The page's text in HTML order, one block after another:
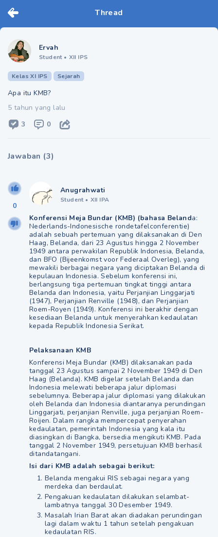
Thread
Ervah
Student • XII IPS
Kelas XI IPS Sejarah
Apa itu KMB?
5 tahun yang lalu
3
0
Jawaban (3)
0
Anugrahwati
Student • XII IPA
Konferensi Meja Bundar (KMB) (bahasa Belanda:
Nederlands-Indonesische rondetafelconferentie)
adalah sebuah pertemuan yang dilaksanakan di Den
Haag, Belanda, dari 23 Agustus hingga 2 November
1949 antara perwakilan Republik Indonesia, Belanda,
dan BFO (Bijeenkomst voor Federaal Overleg), yang
mewakili berbagai negara yang diciptakan Belanda di
kepulauan Indonesia. Sebelum konferensi ini,
berlangsung tiga pertemuan tingkat tinggi antara
Belanda dan Indonesia, yaitu Perjanjian Linggarjati
(1947), Perjanjian Renville (1948), dan Perjanjian
Roem-Royen (1949). Konferensi ini berakhir dengan
kesediaan Belanda untuk menyerahkan kedaulatan
kepada Republik Indonesia Serikat.
Pelaksanaan KMB
Konferensi Meja Bundar (KMB) dilaksanakan pada
tanggal 23 Agustus sampai 2 November 1949 di Den
Haag (Belanda). KMB digelar setelah Belanda dan
Indonesia melewati beberapa jalur diplomasi
sebelumnya. Beberapa jalur diplomasi yang dilakukan
oleh Belanda dan Indonesia diantaranya perundingan
Linggarjati, perjanjian Renville, juga perjanjian Roem-
Roijen. Dalam rangka mempercepat penyerahan
kedaulatan, pemerintah Indonesia yang kala itu
diasingkan di Bangka, bersedia mengikuti KMB. Pada
tanggal 2 November 1949, persetujuan KMB berhasil
ditandatangani.
Isi dari KMB adalah sebagai berikut:
Belanda mengakui RIS sebagai negara yang
merdeka dan berdaulat.
Pengakuan kedaulatan dilakukan selambat-
lambatnya tanggal 30 Desember 1949.
Masalah Irian Barat akan diadakan perundingan
lagi dalam waktu 1 tahun setelah pengakuan
kedaulatan RIS.